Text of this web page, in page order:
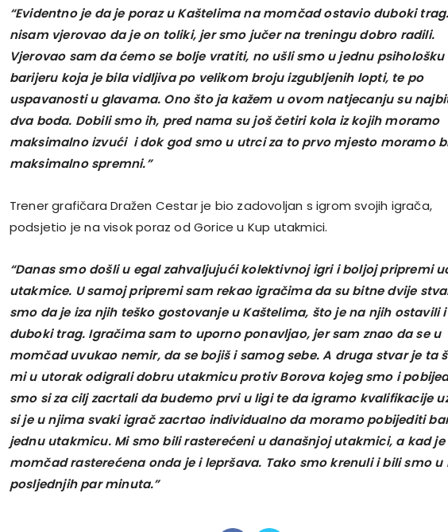
“Evidentno je da je poraz u Kaštelima na momčad ostavio duboki
nisam vjerovao da je on toliki, jer smo jučer na treningu dobro radili.
Vjerovao sam da ćemo se bolje vratiti, no ušli smo u jednu psihološku
barijeru koja je bila vidljiva po velikom broju izgubljenih lopti, te po
uspavanosti u glavama. Ono što ja kažem u ovom natjecanju su
dva boda. Dobili smo ih, pred nama su još četiri kola iz kojih moramo
maksimalno izvući i dok god smo u utrci za to prvo mjesto moramo
maksimalno spremni.”
Trener grafičara Dražen Cestar je bio zadovoljan s igrom svojih igrača,
podsjetio je na visok poraz od Gorice u Kup utakmici.
“Danas smo došli u egal zahvaljujući kolektivnoj igri i boljoj pripremi
utakmice. U samoj pripremi sam rekao igračima da su bitne dvije
smo da je iza njih teško gostovanje u Kaštelima, što je na njih ostavili i
duboki trag. Igračima sam to uporno ponavljao, jer sam znao da se u
momčad uvukao nemir, da se bojiš i samog sebe. A druga stvar je ta
mi u utorak odigrali dobru utakmicu protiv Borova kojeg smo i
smo si za cilj zacrtali da budemo prvi u ligi te da igramo kvalifikacije
si je u njima svaki igrač zacrtao individualno da moramo pobijediti
jednu utakmicu. Mi smo bili rasterećeni u današnjoj utakmici, a kad je
momčad rasterećena onda je i lepršava. Tako smo krenuli i bili smo u
posljednjih par minuta.”